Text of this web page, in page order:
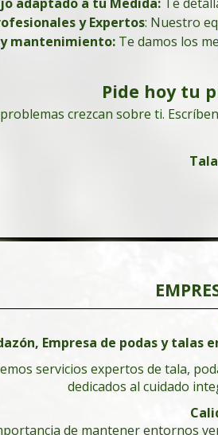
y Expertos: Nuestro
mantenimiento: Te damos los
Pide hoy tu
crezcan sobre ti.
Pide
Empresa de podas y talas
servicios expertos de tala,
dedicados al cuidado
de mantener entornos